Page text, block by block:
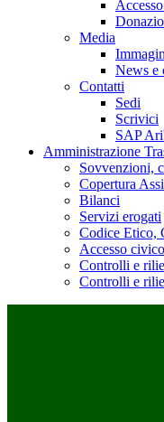
Media
News e
Contatti
Sedi
Scrivici
SAP
Amministrazione
Sovvenzioni,
Copertura
Bilanci
Servizi erogati
Codice Etico,
Accesso civico
Controlli e
Controlli e